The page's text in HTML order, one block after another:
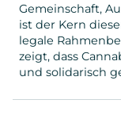
Gemeinschaft,
ist der Kern
legale
zeigt, dass
und solidarisch